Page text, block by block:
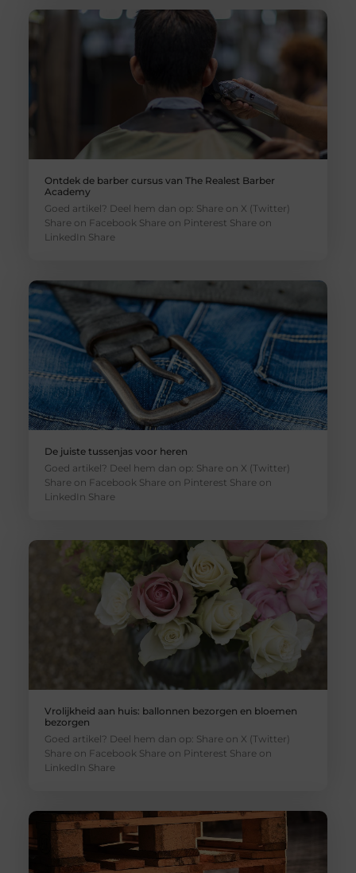
Ontdek de barber cursus van The Realest Barber
Academy
Goed artikel? Deel hem dan op: Share on X (Twitter)
Share on Facebook Share on Pinterest Share on
LinkedIn Share
De juiste tussenjas voor heren
Goed artikel? Deel hem dan op: Share on X (Twitter)
Share on Facebook Share on Pinterest Share on
LinkedIn Share
Vrolijkheid aan huis: ballonnen bezorgen en bloemen
bezorgen
Goed artikel? Deel hem dan op: Share on X (Twitter)
Share on Facebook Share on Pinterest Share on
LinkedIn Share